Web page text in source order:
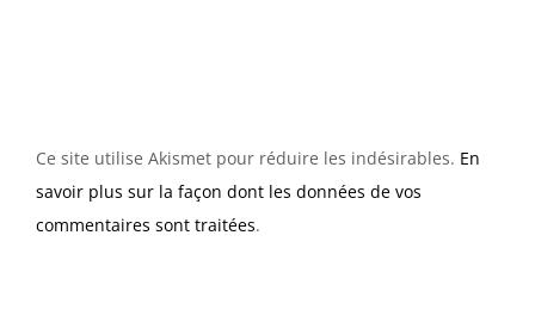
Ce site utilise Akismet pour réduire les indésirables. En
savoir plus sur la façon dont les données de vos
commentaires sont traitées.